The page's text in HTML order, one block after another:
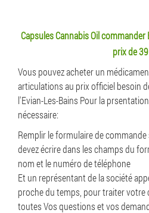
Capsules Cannabis Oil commander
prix de
Vous pouvez acheter un
articulations au prix officiel besoin
l'Evian-Les-Bains Pour la
nécessaire:
Remplir le formulaire de
devez écrire dans les champs du
nom et le numéro de téléphone
Et un représentant de la société
proche du temps, pour traiter votre
toutes Vos questions et vos